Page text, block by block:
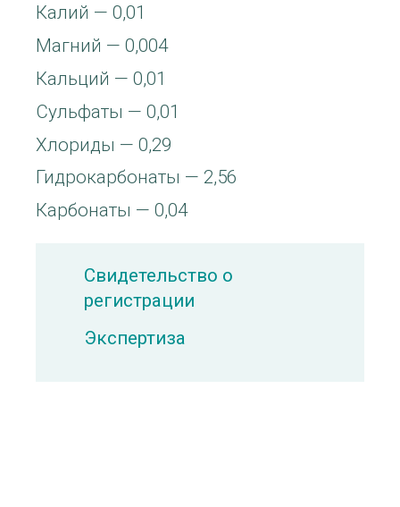
Калий — 0,01
Магний — 0,004
Кальций — 0,01
Сульфаты — 0,01
Хлориды — 0,29
Гидрокарбонаты — 2,56
Карбонаты — 0,04
Свидетельство о
регистрации
Экспертиза